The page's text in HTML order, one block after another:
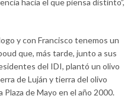
hacia el que piensa distinto”,
y con Francisco tenemos un
que, más tarde, junto a sus
del IDI, plantó un olivo
de Luján y tierra del olivo
de Mayo en el año 2000.